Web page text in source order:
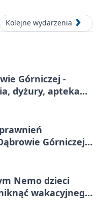
Kolejne wydarzenia
Górniczej -
dyżury, apteka
Górniczej.
Nemo dzieci
wakacyjnego